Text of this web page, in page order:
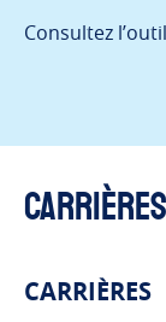
Consultez l’outil
CARRIÈRES